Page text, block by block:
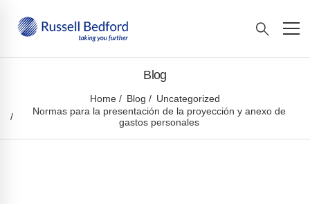
Blog
Home Blog
Uncategorized
Normas para la presentación de la proyección y anexo de
gastos personales